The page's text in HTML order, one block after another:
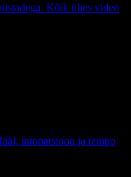
Kõik ühes video
intonatsioon ja tempo